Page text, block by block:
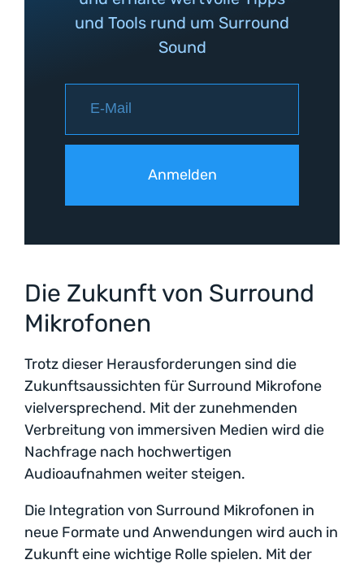
und Tools rund um Surround
Sound
Die Zukunft von Surround
Mikrofonen
Trotz dieser Herausforderungen sind die
Zukunftsaussichten für Surround Mikrofone
vielversprechend. Mit der zunehmenden
Verbreitung von immersiven Medien wird die
Nachfrage nach hochwertigen
Audioaufnahmen weiter steigen.
Die Integration von Surround Mikrofonen in
neue Formate und Anwendungen wird auch in
Zukunft eine wichtige Rolle spielen. Mit der